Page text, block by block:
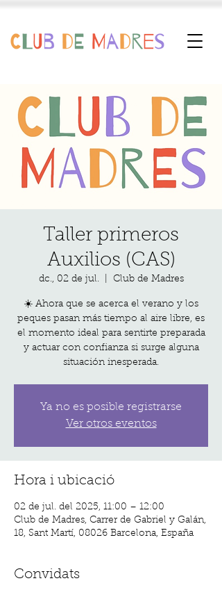
Taller primeros
Auxilios (CAS)
dc., 02 de jul. Club de Madres
☀️ Ahora que se acerca el verano y los
peques pasan más tiempo al aire libre, es
el momento ideal para sentirte preparada
y actuar con confianza si surge alguna
situación inesperada.
Ya no es posible registrarse
Ver otros eventos
Hora i ubicació
02 de jul. del 2025, 11:00 – 12:00
Club de Madres, Carrer de Gabriel y Galán,
18, Sant Martí, 08026 Barcelona, España
Convidats